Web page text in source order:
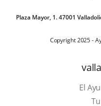
Plaza Mayor, 1. 47001
Copyright 2025 -
El